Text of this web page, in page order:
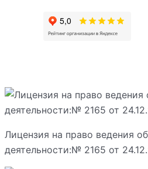
Лицензия на право ведения
деятельности:№ 2165 от